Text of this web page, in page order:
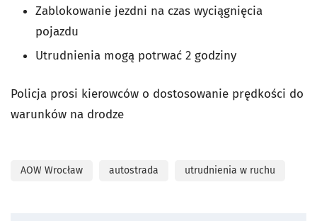
Zablokowanie jezdni na czas wyciągnięcia
pojazdu
Utrudnienia mogą potrwać 2 godziny
Policja prosi kierowców o dostosowanie prędkości do
warunków na drodze
AOW Wrocław autostrada utrudnienia w ruchu